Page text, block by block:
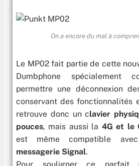
On a encore du mal à
Le MP02 fait partie de cette
Dumbphone spécialement
permettre une déconnexion
conservant des fonctionnalités
retrouve donc un clavier
pouces, mais aussi la 4G et le
est même compatible
messagerie Signal.